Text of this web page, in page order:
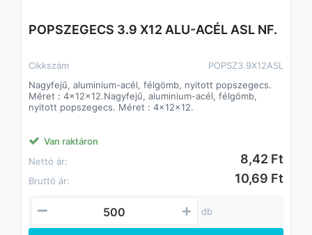
POPSZEGECS 3.9 X12 ALU-ACÉL ASL NF.
Cikkszám
POPSZ3.9X12ASL
Nagyfejű, aluminium-acél, félgömb, nyitott popszegecs.
Méret : 4x12x12.Nagyfejű, aluminium-acél, félgömb,
nyitott popszegecs. Méret : 4x12x12.
Van raktáron
Nettó ár:
8,42 Ft
Bruttó ár: 10,69 Ft
db